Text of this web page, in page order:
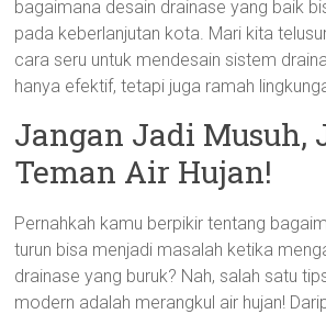
bagaimana desain drainase yang baik
pada keberlanjutan kota. Mari kita
cara seru untuk mendesain sistem
hanya efektif, tetapi juga ramah
Jangan Jadi Musuh,
Teman Air Hujan!
Pernahkah kamu berpikir tentang
turun bisa menjadi masalah ketika
drainase yang buruk? Nah, salah satu
modern adalah merangkul air hujan!